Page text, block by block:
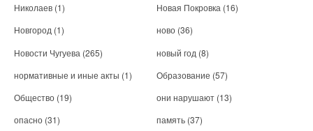
Николаев (1) Новая Покровка (16)
Новгород (1) ново (36)
Новости Чугуева (265) новый год (8)
нормативные и иные акты (1) Образование (57)
Общество (19) они нарушают (13)
опасно (31) память (37)